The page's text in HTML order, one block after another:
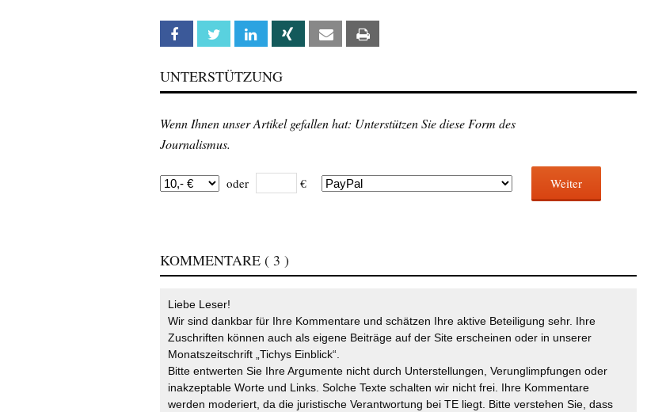
Facebook Twitter Linkedin Xing Email
UNTERSTÜTZUNG
Wenn Ihnen unser Artikel gefallen hat: Unterstützen Sie diese Form des
Journalismus.
oder € Weiter
KOMMENTARE ( 3 )
Liebe Leser!
Wir sind dankbar für Ihre Kommentare und schätzen Ihre aktive Beteiligung sehr. Ihre
Zuschriften können auch als eigene Beiträge auf der Site erscheinen oder in unserer
Monatszeitschrift „Tichys Einblick“.
Bitte entwerten Sie Ihre Argumente nicht durch Unterstellungen, Verunglimpfungen oder
inakzeptable Worte und Links. Solche Texte schalten wir nicht frei. Ihre Kommentare
werden moderiert, da die juristische Verantwortung bei TE liegt. Bitte verstehen Sie, dass